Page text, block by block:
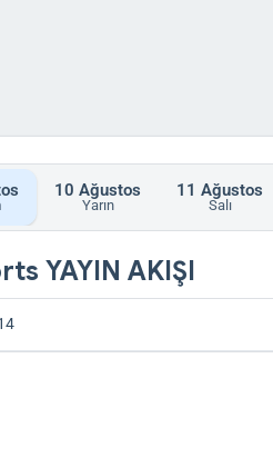
10 Ağustos
Yarın
11 Ağustos
Salı
YAYIN AKIŞI